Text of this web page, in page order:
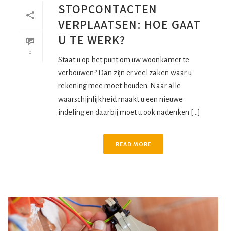
0
STOPCONTACTEN
VERPLAATSEN: HOE GAAT
U TE WERK?
Staat u op het punt om uw woonkamer te
verbouwen? Dan zijn er veel zaken waar u
rekening mee moet houden. Naar alle
waarschijnlijkheid maakt u een nieuwe
indeling en daarbij moet u ook nadenken [...]
READ MORE